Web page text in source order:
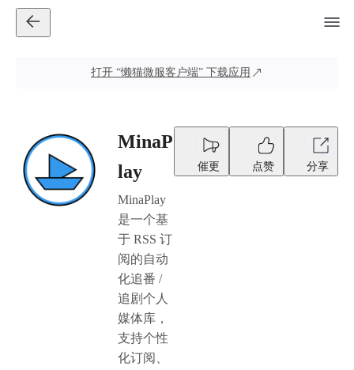
打开 “懒猫微服客户端” 下载应用
MinaP
lay
MinaPlay
是一个基
于 RSS 订
阅的自动
化追番 /
追剧个人
媒体库，
支持个性
化订阅、
催更 点赞 分享